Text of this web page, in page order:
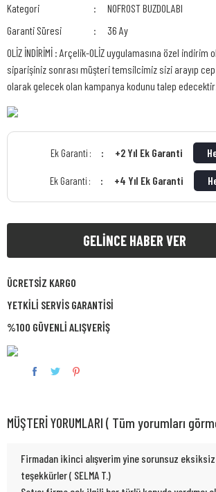
Kategori
NOFROST BUZDOLABI
Garanti Süresi
36 Ay
OLİZ İNDİRİMİ : Arçelik-OLİZ uygulamasına özel indirim
siparişiniz sonrası müşteri temsilcimiz sizi arayıp
olarak gelecek olan kampanya kodunu talep
Ek Garanti : +2 Yıl Ek Garanti
Ek Garanti : +4 Yıl Ek Garanti
GELİNCE HABER VER
ÜCRETSİZ KARGO
YETKİLİ SERVİS GARANTİSİ
%100 GÜVENLİ ALIŞVERİŞ
MÜŞTERİ YORUMLARI ( Tüm yorumları
Firmadan ikinci alışverim yine sorunsuz eksiksiz
teşekkürler ( SELMA T.)